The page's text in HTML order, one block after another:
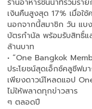
ร้านอาหารชั้นนำที่ร่วมรา
เงินคืนสูงสุด 17% เมื่อใ
นอกจากนี้สมาชิก วัน แ
บัตรกำนัล พร้อมรับสิทธิ์
ล้านบาท
• “One Bangkok
ประโยชน์สุดเอ็กซ์คลูซีฟ
เพียงดาวน์โหลดแอป
ไม่ให้พลาดทุกข่าวสาร
ๆ ตลอดปี